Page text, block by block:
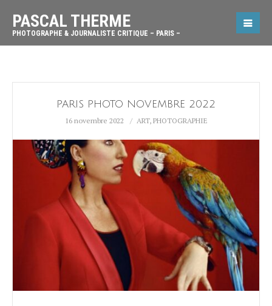
PASCAL THERME
PHOTOGRAPHE & JOURNALISTE CRITIQUE – PARIS –
PARIS PHOTO NOVEMBRE 2022
16 novembre 2022 ART, PHOTOGRAPHIE